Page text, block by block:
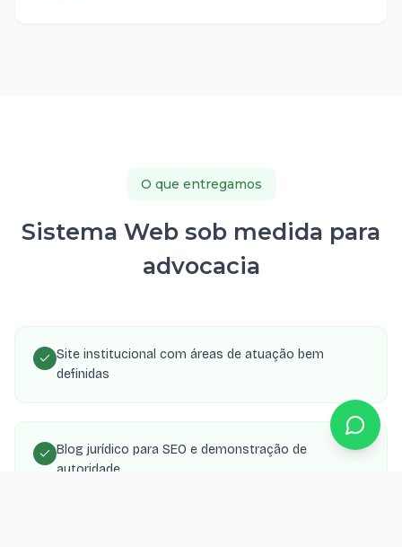
O que entregamos
Sistema Web sob medida para
advocacia
Site institucional com áreas de atuação bem
definidas
Blog jurídico para SEO e demonstração de
autoridade